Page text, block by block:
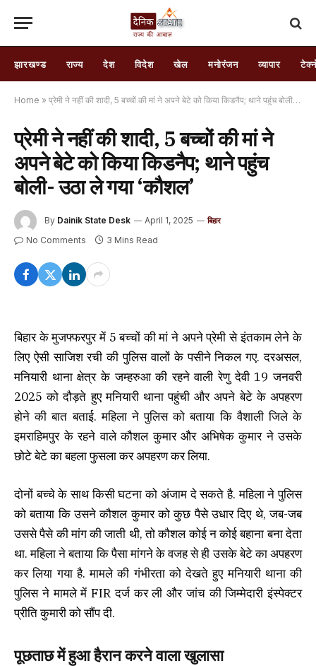
झारखण्ड राज्य देश विदेश खेल मनोरंजन व्यापार
Home » प्रेमी ने नहीं की शादी, 5 बच्चों की मां ने अपने बेटे को किया किडनैप; थाने पहुंच बोली- उठा ले गया ‘कौशल’
प्रेमी ने नहीं की शादी, 5 बच्चों की मां ने
अपने बेटे को किया किडनैप; थाने पहुंच
बोली- उठा ले गया ‘कौशल’
By Dainik State Desk April 1, 2025 बिहार
No Comments 3 Mins Read
बिहार के मुजफ्फरपुर में 5 बच्चों की मां ने अपने प्रेमी से इंतकाम लेने के
लिए ऐसी साजिश रची की पुलिस वालों के पसीने निकल गए. दरअसल,
मनियारी थाना क्षेत्र के जम्हरुआ की रहने वाली रेणु देवी 19 जनवरी
2025 को दौड़ते हुए मनियारी थाना पहुंची और अपने बेटे के अपहरण
होने की बात बताई. महिला ने पुलिस को बताया कि वैशाली जिले के
इमराहिमपुर के रहने वाले कौशल कुमार और अभिषेक कुमार ने उसके
छोटे बेटे का बहला फुसला कर अपहरण कर लिया.
दोनों बच्चे के साथ किसी घटना को अंजाम दे सकते है. महिला ने पुलिस
को बताया कि उसने कौशल कुमार को कुछ पैसे उधार दिए थे, जब-जब
उससे पैसे की मांग की जाती थी, तो कौशल कोई न कोई बहाना बना देता
था. महिला ने बताया कि पैसा मांगने के वजह से ही उसके बेटे का अपहरण
कर लिया गया है. मामले की गंभीरता को देखते हुए मनियारी थाना की
पुलिस ने मामले में FIR दर्ज कर ली और जांच की जिम्मेदारी इंस्पेक्टर
प्रीति कुमारी को सौंप दी.
पूछताछ में हुआ हैरान करने वाला खुलासा